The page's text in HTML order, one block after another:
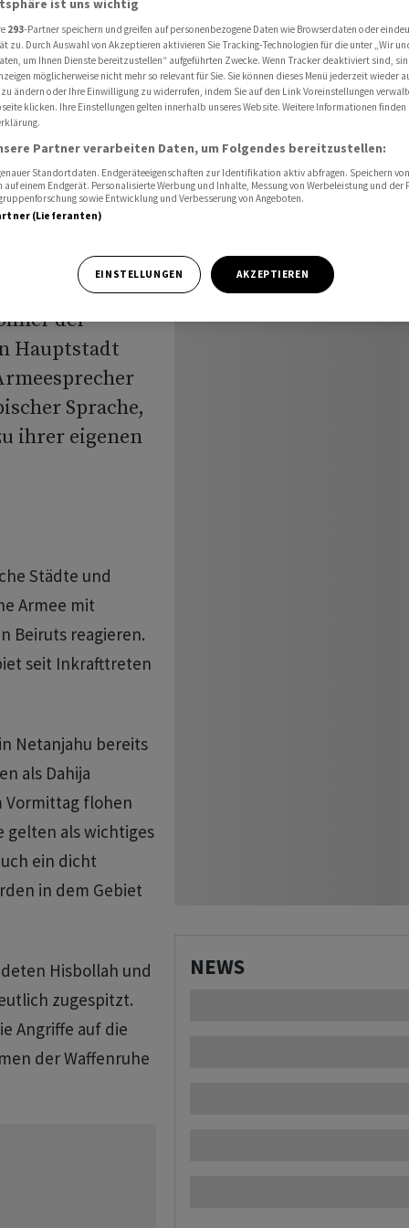
zur Flucht auf
auf
der
Hauptstadt
Sprache,
ihrer eigenen
Städte und
Armee mit
Beiruts reagieren.
seit Inkrafttreten
Netanjahu bereits
als Dahija
Vormittag flohen
gelten als wichtiges
ein dicht
in dem Gebiet
Hisbollah und
zugespitzt.
Angriffe auf die
der Waffenruhe
NEWS
ist uns wichtig
293-Partner speichern und greifen auf personenbezogene Daten wie Browserdaten oder
zu. Durch Auswahl von Akzeptieren aktivieren Sie Tracking-Technologien für die unter „Wir
um Ihnen Dienste bereitzustellen“ aufgeführten Zwecke. Wenn Tracker deaktiviert sind,
möglicherweise nicht mehr so relevant für Sie. Sie können dieses Menü jederzeit wieder
ändern oder Ihre Einwilligung zu widerrufen, indem Sie auf den Link Voreinstellungen
klicken. Ihre Einstellungen gelten innerhalb unseres Website. Weitere Informationen finden
Partner verarbeiten Daten, um Folgendes bereitzustellen:
Standortdaten. Endgeräteeigenschaften zur Identifikation aktiv abfragen. Speichern
einem Endgerät. Personalisierte Werbung und Inhalte, Messung von Werbeleistung und der
sowie Entwicklung und Verbesserung von Angeboten.
(Lieferanten)
EINSTELLUNGEN AKZEPTIEREN